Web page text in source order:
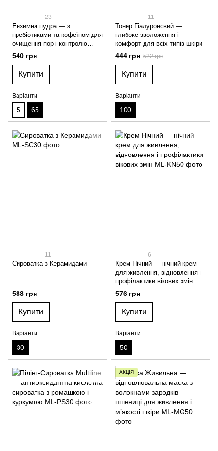
23
Ензимна пудра — з
пребіотиками та кофеїном для
очищення пор і контролю
висипань
540 грн
Купити
Варіанти
5 65
11
Тонер Гіалуроновий —
глибоке зволоження і
комфорт для всіх типів шкіри
444 грн 522 грн
Купити
Варіанти
100
11
Сироватка з Керамидами
588 грн
Купити
Варіанти
30
6
Крем Нічний — нічний крем
для живлення, відновлення і
профілактики вікових змін
576 грн
Купити
Варіанти
50
АКЦІЯ